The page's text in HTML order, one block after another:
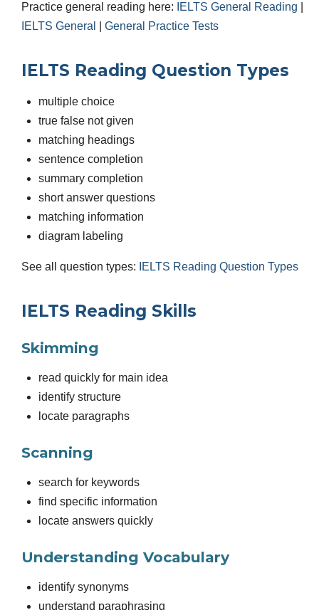
Practice general reading here: IELTS General Reading
IELTS General
General Practice Tests
IELTS Reading Question Types
multiple choice
true false not given
matching headings
sentence completion
summary completion
short answer questions
matching information
diagram labeling
See all question types: IELTS Reading Question Types
IELTS Reading Skills
Skimming
read quickly for main idea
identify structure
locate paragraphs
Scanning
search for keywords
find specific information
locate answers quickly
Understanding Vocabulary
identify synonyms
understand paraphrasing